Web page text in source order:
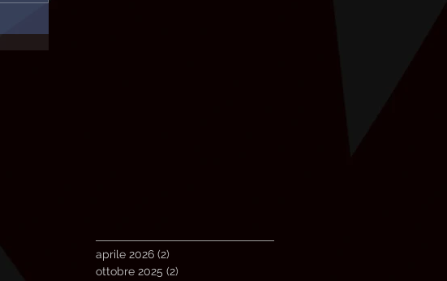
aprile 2026 (2)
ottobre 2025 (2)